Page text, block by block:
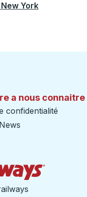
New York
a nous connaitre
confidentialité